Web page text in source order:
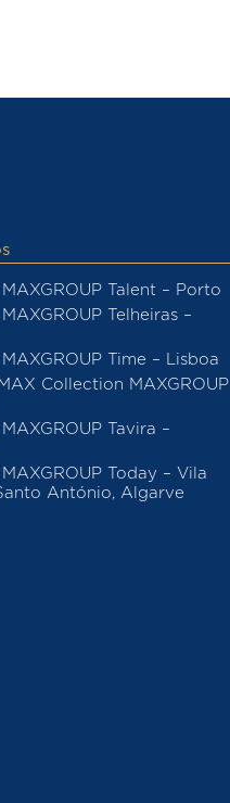
Talent – Porto
Telheiras –
Time – Lisboa
Collection MAXGROUP
Tavira –
Today – Vila
António, Algarve